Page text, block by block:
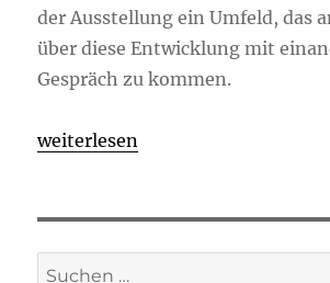
der Ausstellung ein Umfeld, das
über diese Entwicklung mit
Gespräch zu kommen.
„Politische Köpfe“
weiterlesen
Suchen